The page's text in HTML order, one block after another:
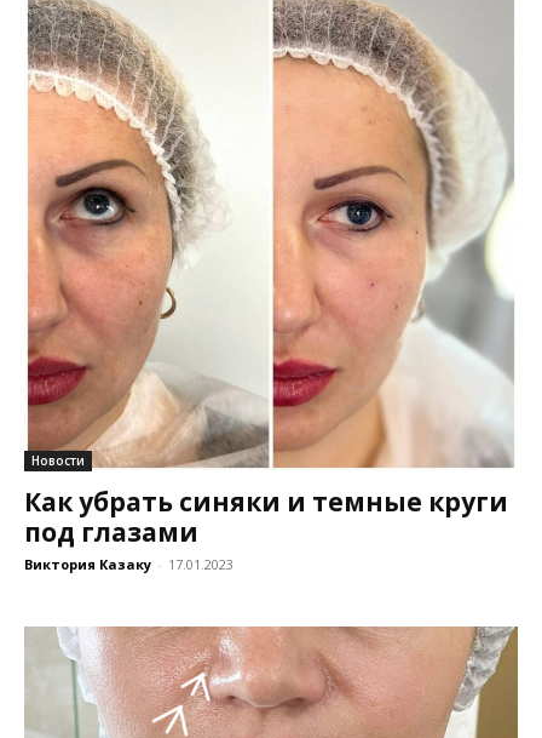
Новости
Как убрать синяки и темные круги
под глазами
Виктория Казаку - 17.01.2023